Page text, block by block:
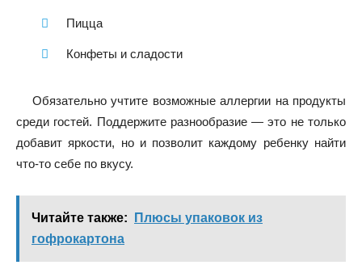
Пицца
Конфеты и сладости
Обязательно учтите возможные аллергии на продукты
среди гостей. Поддержите разнообразие — это не только
добавит яркости, но и позволит каждому ребенку найти
что-то себе по вкусу.
Читайте также:
Плюсы упаковок из
гофрокартона